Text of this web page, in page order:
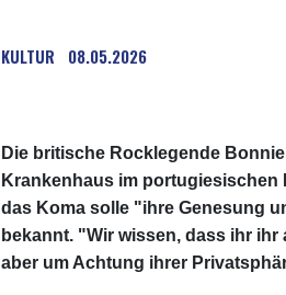
KULTUR 08.05.2026
Die britische Rocklegende
Krankenhaus im
das Koma solle "ihre Genesung
bekannt. "Wir wissen, dass ihr
aber um Achtung ihrer